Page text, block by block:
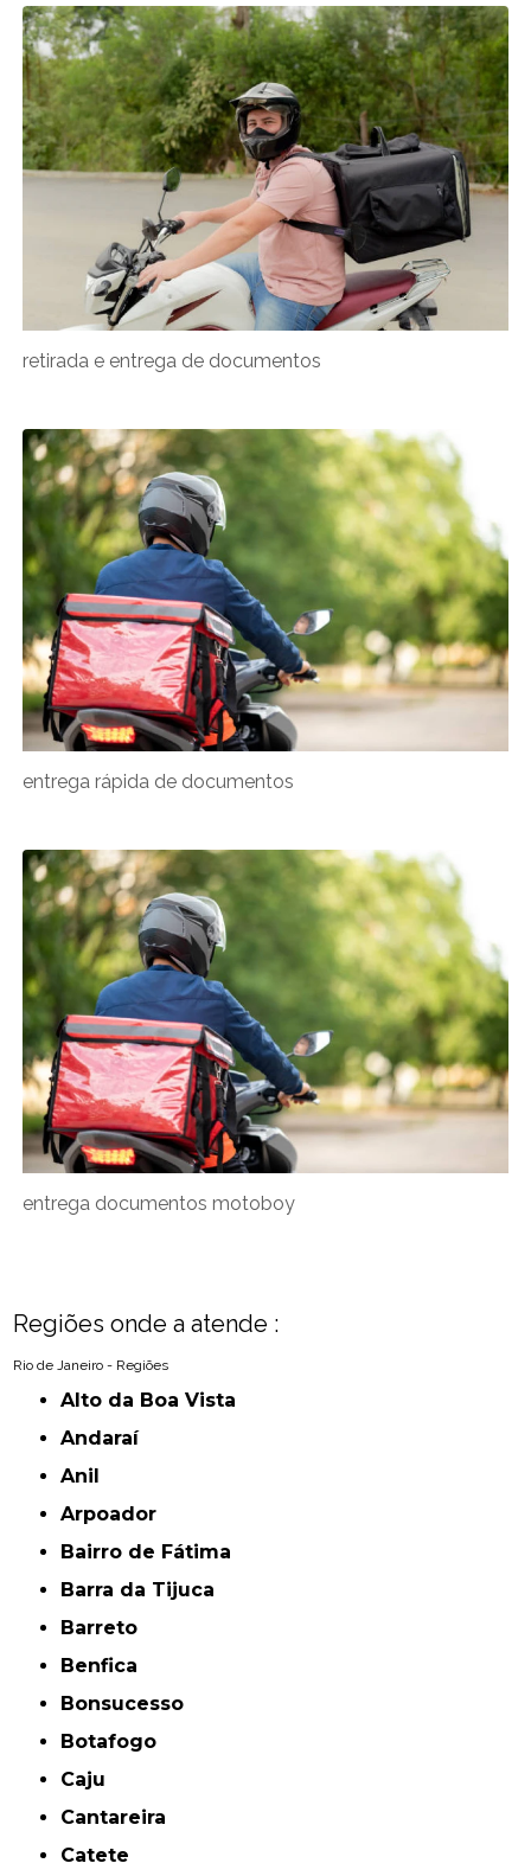
retirada e entrega de documentos
entrega rápida de documentos
entrega documentos motoboy
Regiões onde a atende :
Rio de Janeiro - Regiões
Alto da Boa Vista
Andaraí
Anil
Arpoador
Bairro de Fátima
Barra da Tijuca
Barreto
Benfica
Bonsucesso
Botafogo
Caju
Cantareira
Catete